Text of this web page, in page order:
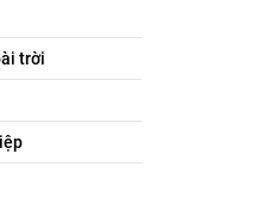
trời